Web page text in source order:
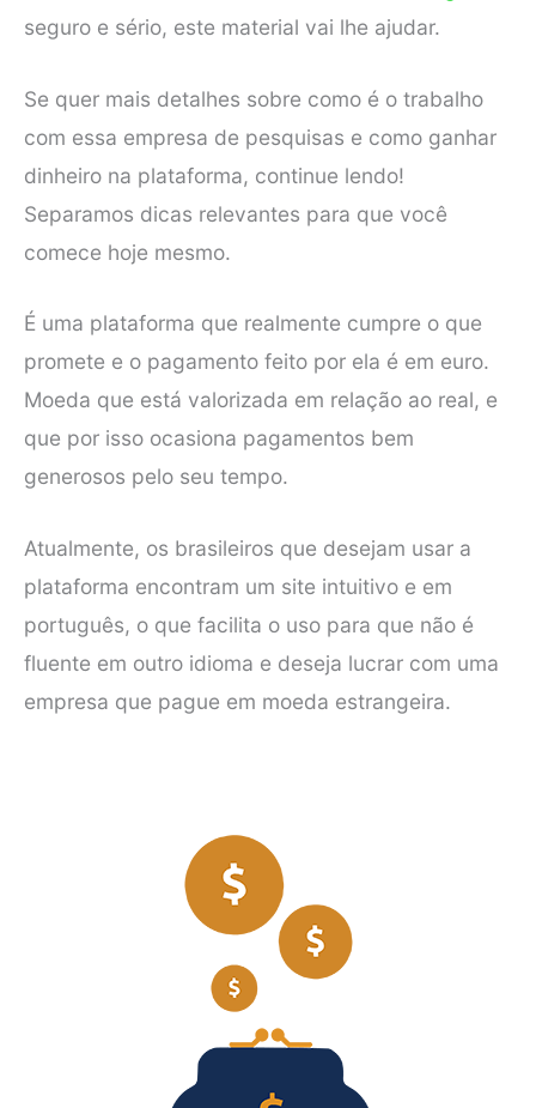
seguro e sério, este material vai lhe ajudar.
Se quer mais detalhes sobre como é o trabalho
com essa empresa de pesquisas e como ganhar
dinheiro na plataforma, continue lendo!
Separamos dicas relevantes para que você
comece hoje mesmo.
É uma plataforma que realmente cumpre o que
promete e o pagamento feito por ela é em euro.
Moeda que está valorizada em relação ao real, e
que por isso ocasiona pagamentos bem
generosos pelo seu tempo.
Atualmente, os brasileiros que desejam usar a
plataforma encontram um site intuitivo e em
português, o que facilita o uso para que não é
fluente em outro idioma e deseja lucrar com uma
empresa que pague em moeda estrangeira.